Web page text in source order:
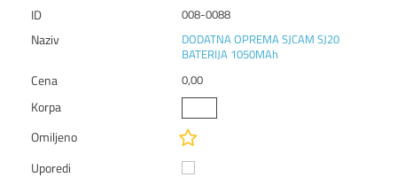
008-0088
DODATNA OPREMA SJCAM SJ20
BATERIJA 1050MAh
0,00